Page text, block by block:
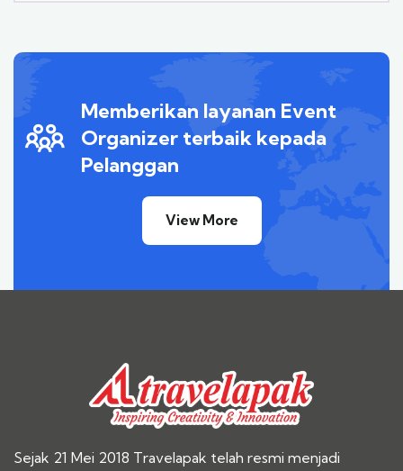
Memberikan layanan Event
Organizer terbaik kepada
Pelanggan
View More
Sejak 21 Mei 2018 Travelapak telah resmi menjadi